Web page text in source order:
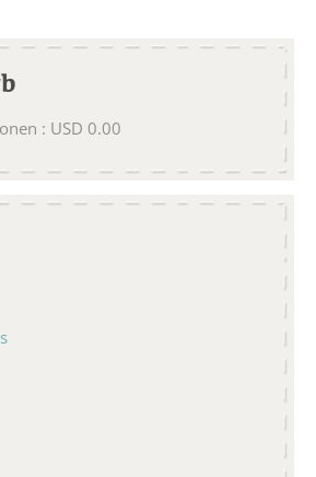
: USD 0.00